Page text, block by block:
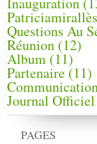
PAGES
Patriciamirallès
Questions Au
Réunion (12)
Album (11)
Partenaire(11)
Journal Officiel